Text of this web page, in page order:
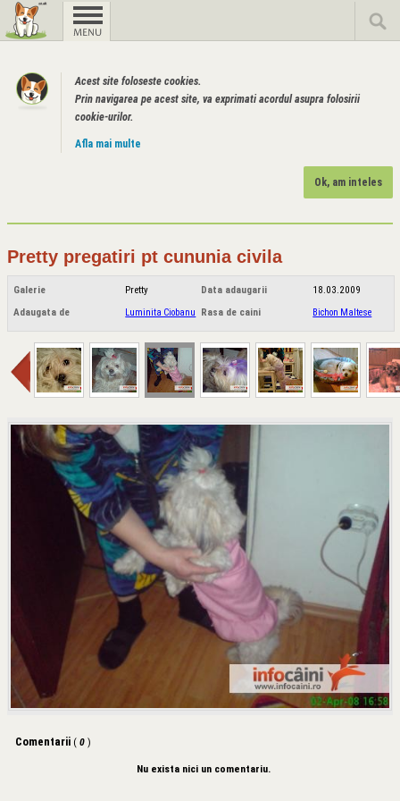
Acest site foloseste cookies.
Prin navigarea pe acest site, va exprimati acordul asupra folosirii
cookie-urilor.
Afla mai multe
Ok, am inteles
Pretty pregatiri pt cununia civila
Galerie Pretty Data adaugarii
18.03.2009
Adaugata de
Luminita Ciobanu Rasa de caini Bichon Maltese
Comentarii( 0)
Nu exista nici un comentariu.